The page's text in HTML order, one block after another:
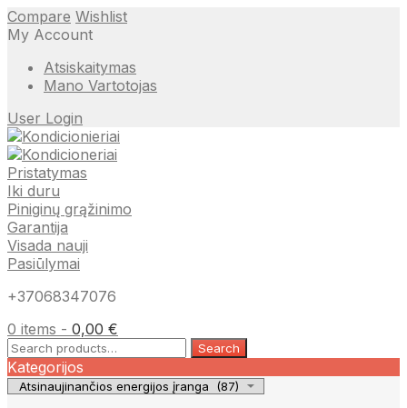
Compare Wishlist
My Account
Atsiskaitymas
Mano Vartotojas
User Login
Pristatymas
Iki duru
Piniginų grąžinimo
Garantija
Visada nauji
Pasiūlymai
+37068347076
0 items - 0,00 €
Search
for:
Search
Kategorijos